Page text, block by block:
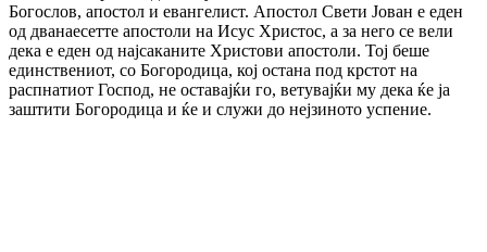
Богослов, апостол и евангелист. Апостол Свети Јован е еден
од дванаесетте апостоли на Исус Христос, а за него се вели
дека е еден од најсаканите Христови апостоли. Тој беше
единствениот, со Богородица, кој остана под крстот на
распнатиот Господ, не оставајќи го, ветувајќи му дека ќе ја
заштити Богородица и ќе и служи до нејзиното успение.